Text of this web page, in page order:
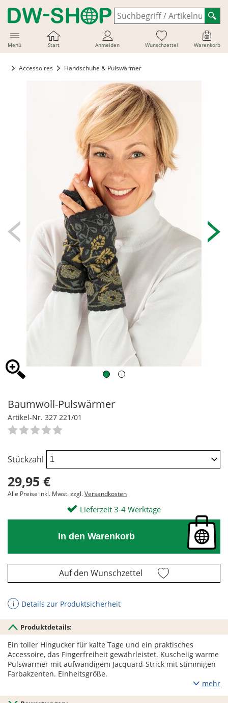
Menü Start Anmelden Wunschzettel Warenkorb
Accessoires Handschuhe & Pulswärmer
Baumwoll-Pulswärmer
Artikel-Nr. 327 221/01
Stückzahl
29,95 €
Alle Preise inkl. Mwst. zzgl.Versandkosten
Lieferzeit 3-4 Werktage
In den Warenkorb
Auf den Wunschzettel
ℹ Details zur Produktsicherheit
Produktdetails:
Ein toller Hingucker für kalte Tage und ein praktisches
Accessoire, das Fingerfreiheit gewährleistet. Kuschelig warme
Pulswärmer mit aufwändigem Jacquard-Strick mit stimmigen
Farbakzenten. Einheitsgröße.
mehr